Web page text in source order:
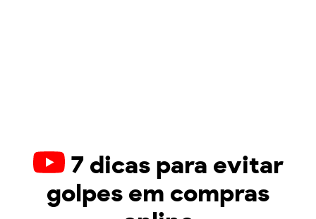
7 dicas para evitar
golpes em compras